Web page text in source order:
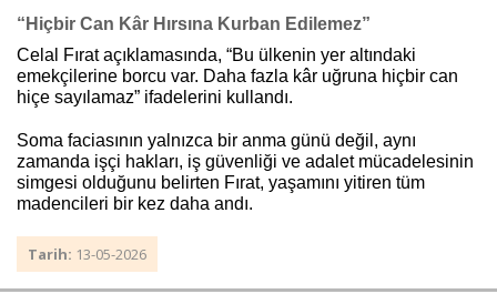
“Hiçbir Can Kâr Hırsına Kurban Edilemez”
Celal Fırat açıklamasında, “Bu ülkenin yer altındaki
emekçilerine borcu var. Daha fazla kâr uğruna hiçbir can
hiçe sayılamaz” ifadelerini kullandı.
Soma faciasının yalnızca bir anma günü değil, aynı
zamanda işçi hakları, iş güvenliği ve adalet mücadelesinin
simgesi olduğunu belirten Fırat, yaşamını yitiren tüm
madencileri bir kez daha andı.
Tarih: 13-05-2026